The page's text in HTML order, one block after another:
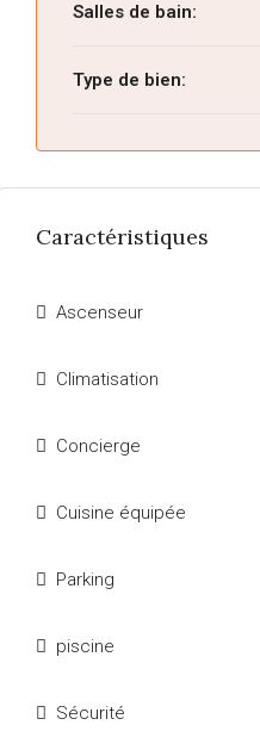
Salles de bain:
Type de bien:
Caractéristiques
Ascenseur
Climatisation
Concierge
Cuisine équipée
Parking
piscine
Sécurité